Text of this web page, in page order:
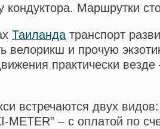
кондуктора. Маршрутки
Таиланда транспорт
велорикш и прочую
практически везде
встречаются двух видов:
METER” – с оплатой по